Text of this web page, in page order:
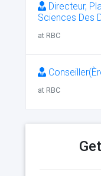
Directeur,
Sciences Des
at RBC
at RBC